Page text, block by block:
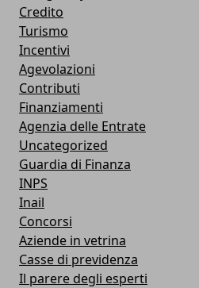
Credito
Turismo
Incentivi
Agevolazioni
Contributi
Finanziamenti
Agenzia delle Entrate
Uncategorized
Guardia di Finanza
INPS
Inail
Concorsi
Aziende in vetrina
Casse di previdenza
Il parere degli esperti